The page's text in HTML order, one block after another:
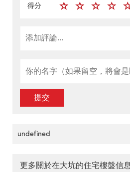
得分
提交
undefined
更多關於在大坑的住宅樓盤信